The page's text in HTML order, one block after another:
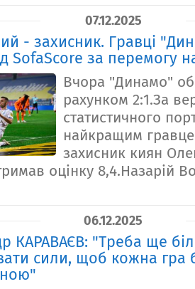
07.12.2025
- захисник. Гравці
SofaScore за перемогу
Вчора "Динамо"
рахунком 2:1.За
статистичного
найкращим
захисник киян
оцінку 8,4.Назарій
06.12.2025
КАРАВАЄВ: "Треба ще
сили, щоб кожна гра